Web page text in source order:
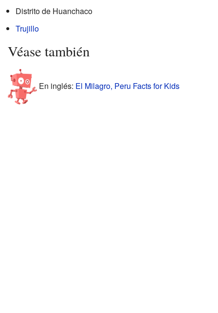
Distrito de Huanchaco
Trujillo
Véase también
En inglés: El Milagro, Peru Facts for Kids